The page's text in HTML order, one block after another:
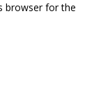
browser for the